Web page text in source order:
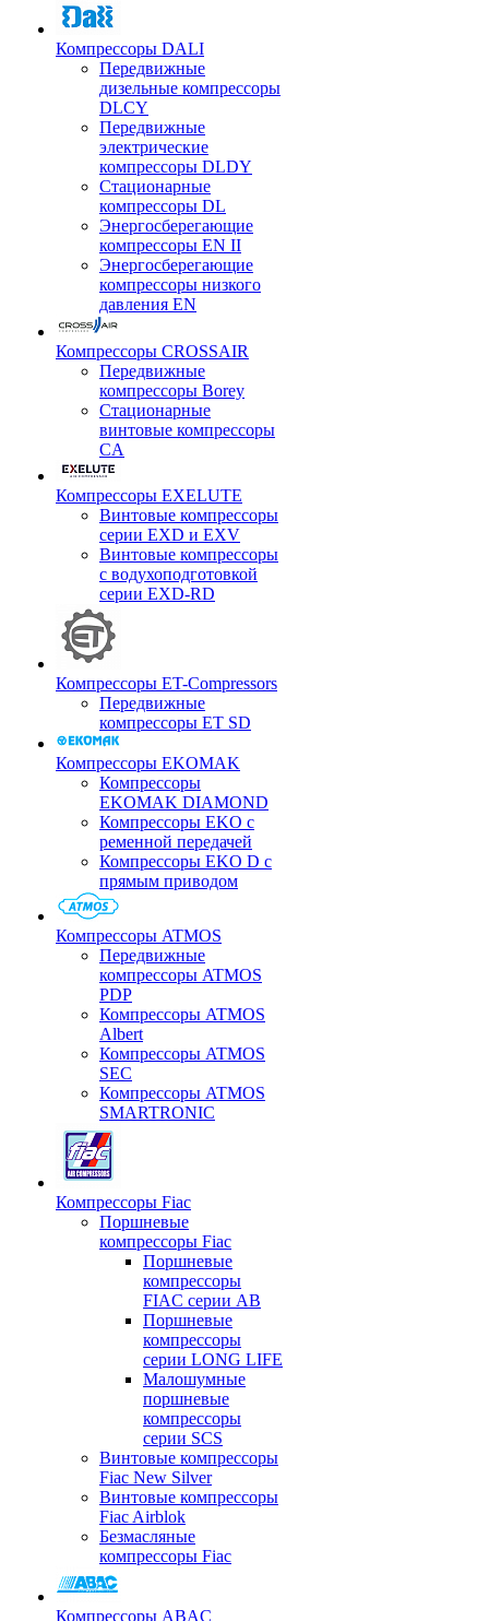
Компрессоры DALI
Передвижные
дизельные компрессоры
DLCY
Передвижные
электрические
компрессоры DLDY
Стационарные
компрессоры DL
Энергосберегающие
компрессоры EN II
Энергосберегающие
компрессоры низкого
давления EN
Компрессоры CROSSAIR
Передвижные
компрессоры Borey
Стационарные
винтовые компрессоры
CA
Компрессоры EXELUTE
Винтовые компрессоры
серии EXD и EXV
Винтовые компрессоры
с водухоподготовкой
серии EXD-RD
Компрессоры ET-Compressors
Передвижные
компрессоры ET SD
Компрессоры EKOMAK
Компрессоры
EKOMAK DIAMOND
Компрессоры EKO c
ременной передачей
Компрессоры EKO D с
прямым приводом
Компрессоры ATMOS
Передвижные
компрессоры ATMOS
PDP
Компрессоры ATMOS
Albert
Компрессоры ATMOS
SEC
Компрессоры ATMOS
SMARTRONIC
Компрессоры Fiac
Поршневые
компрессоры Fiac
Поршневые
компрессоры
FIAC серии AB
Поршневые
компрессоры
серии LONG LIFE
Малошумные
поршневые
компрессоры
серии SCS
Винтовые компрессоры
Fiac New Silver
Винтовые компрессоры
Fiac Airblok
Безмасляные
компрессоры Fiac
Компрессоры ABAC